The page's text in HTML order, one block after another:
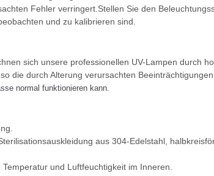
Fehler verringert.Stellen Sie den
und zu kalibrieren sind.
sich unsere professionellen UV-Lampen durch
die durch Alterung verursachten Beeinträchtigungen.
normal funktionieren kann.
aus 304-Edelstahl,
und Luftfeuchtigkeit im Inneren.